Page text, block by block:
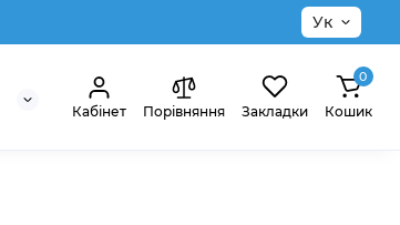
Ук
Кабінет Порівняння Закладки
0
Кошик